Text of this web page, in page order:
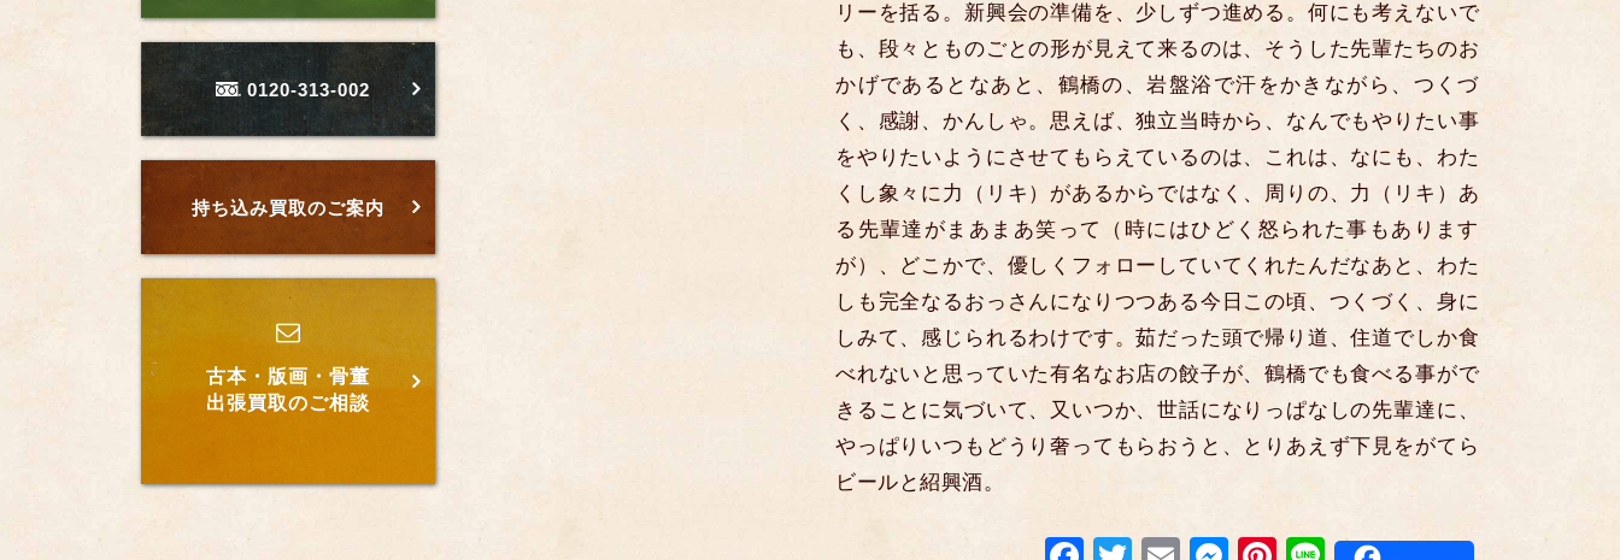
リーを括る。新興会の準備を、少しずつ進める。何にも考えないで
も、段々とものごとの形が見えて来るのは、そうした先輩たちのお
かげであるとなあと、鶴橋の、岩盤浴で汗をかきながら、つくづ
く、感謝、かんしゃ。思えば、独立当時から、なんでもやりたい事
をやりたいようにさせてもらえているのは、これは、なにも、わた
くし象々に力（リキ）があるからではなく、周りの、力（リキ）あ
る先輩達がまあまあ笑って（時にはひどく怒られた事もあります
が）、どこかで、優しくフォローしていてくれたんだなあと、わた
しも完全なるおっさんになりつつある今日この頃、つくづく、身に
しみて、感じられるわけです。茹だった頭で帰り道、住道でしか食
べれないと思っていた有名なお店の餃子が、鶴橋でも食べる事がで
きることに気づいて、又いつか、世話になりっぱなしの先輩達に、
やっぱりいつもどうり奢ってもらおうと、とりあえず下見をがてら
ビールと紹興酒。
0120-313-002
持ち込み買取のご案内
古本・版画・骨董
出張買取のご相談